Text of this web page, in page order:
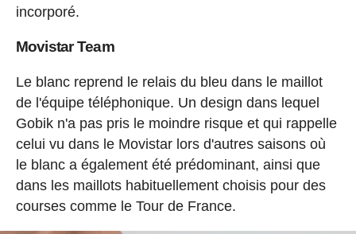
incorporé.
Movistar Team
Le blanc reprend le relais du bleu dans le maillot
de l'équipe téléphonique. Un design dans lequel
Gobik n'a pas pris le moindre risque et qui rappelle
celui vu dans le Movistar lors d'autres saisons où
le blanc a également été prédominant, ainsi que
dans les maillots habituellement choisis pour des
courses comme le Tour de France.